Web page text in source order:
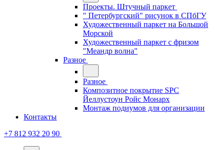
Проекты. Штучный паркет
" Петербургский" рисунок в СПбГУ
Художественный паркет на Большой
Морской
Художественный паркет с фризом
"Меандр волна"
Разное
Разное
Композитное покрытие SPC
Йеллустоун Ройс Монарх
Монтаж подиумов для организации
Контакты
+7 812 932 20 90